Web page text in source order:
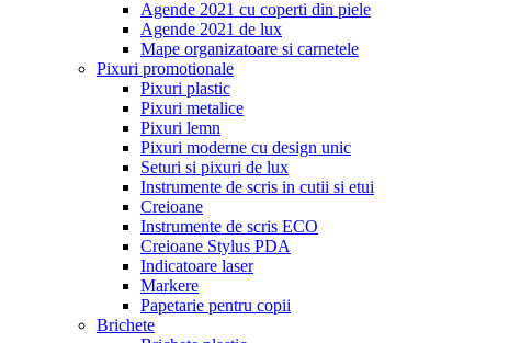
Agende 2021 cu coperti din piele
Agende 2021 de lux
Mape organizatoare si carnetele
Pixuri promotionale
Pixuri plastic
Pixuri metalice
Pixuri lemn
Pixuri moderne cu design unic
Seturi si pixuri de lux
Instrumente de scris in cutii si etui
Creioane
Instrumente de scris ECO
Creioane Stylus PDA
Indicatoare laser
Markere
Papetarie pentru copii
Brichete